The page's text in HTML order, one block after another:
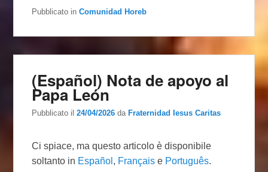
Pubblicato in Comunidad Horeb
(Español) Nota de apoyo al
Papa León
Pubblicato il24/04/2026 daFraternidad Iesus Caritas
Ci spiace, ma questo articolo è disponibile
soltanto in Español , Français e Português.